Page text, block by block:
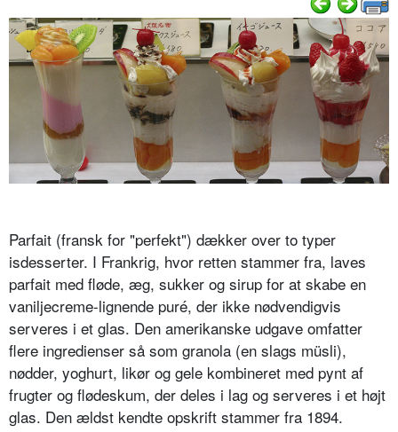
Parfait (fransk for "perfekt") dækker over to typer
isdesserter. I Frankrig, hvor retten stammer fra, laves
parfait med fløde, æg, sukker og sirup for at skabe en
vaniljecreme-lignende puré, der ikke nødvendigvis
serveres i et glas. Den amerikanske udgave omfatter
flere ingredienser så som granola (en slags müsli),
nødder, yoghurt, likør og gele kombineret med pynt af
frugter og flødeskum, der deles i lag og serveres i et højt
glas. Den ældst kendte opskrift stammer fra 1894.